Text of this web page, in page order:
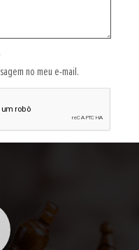
no meu e-mail.